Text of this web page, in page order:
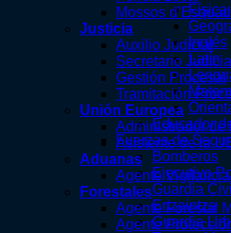
Física
Inglés
Latín
Educador
Fuerzas de
Bomberos
Ejecutivo
Guardia Civil
Ertzaintza
Guardia
Mossos
Justicia
Auxilio Judicial
Secretario Judicial
Gestión Procesal
Tramitación
Unión Europea
Administrador de
Asistente de la
Aduanas
Agente
Forestales
Agente Forestal
Agente